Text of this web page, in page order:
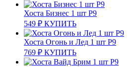
Хоста Бизнес 1 шт Р9
549 ₽ КУПИТЬ
Хоста Огонь и Лед 1 шт Р9
769 ₽ КУПИТЬ